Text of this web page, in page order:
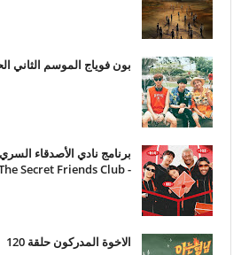
بون فوياج الموسم الثاني الحلقة 2 مترجمة
- The Secret Friends Club
الاخوة المدركون حلقة 120